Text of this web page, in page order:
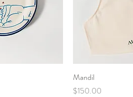
Mandil
Precio
$150.00